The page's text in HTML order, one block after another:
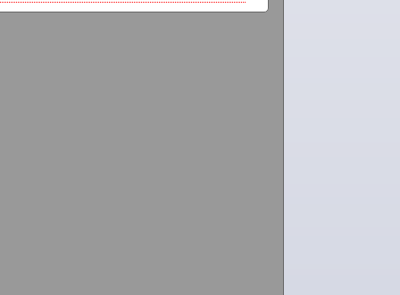
Choisir